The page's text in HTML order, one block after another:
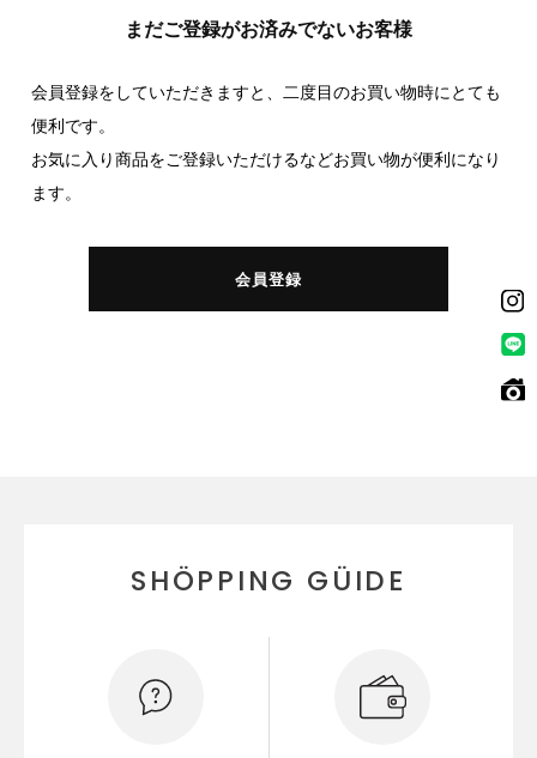
まだご登録がお済みでないお客様
会員登録をしていただきますと、二度目のお買い物時にとても
便利です。
お気に入り商品をご登録いただけるなどお買い物が便利になり
ます。
会員登録
SHÖPPING GÜIDE